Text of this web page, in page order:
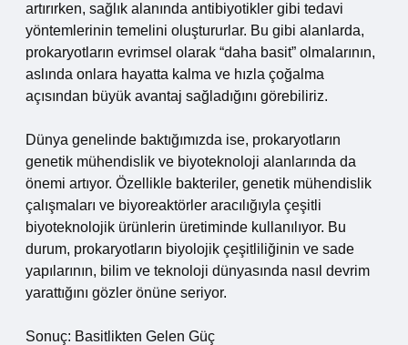
artırırken, sağlık alanında antibiyotikler gibi tedavi
yöntemlerinin temelini oluştururlar. Bu gibi alanlarda,
prokaryotların evrimsel olarak “daha basit” olmalarının,
aslında onlara hayatta kalma ve hızla çoğalma
açısından büyük avantaj sağladığını görebiliriz.
Dünya genelinde baktığımızda ise, prokaryotların
genetik mühendislik ve biyoteknoloji alanlarında da
önemi artıyor. Özellikle bakteriler, genetik mühendislik
çalışmaları ve biyoreaktörler aracılığıyla çeşitli
biyoteknolojik ürünlerin üretiminde kullanılıyor. Bu
durum, prokaryotların biyolojik çeşitliliğinin ve sade
yapılarının, bilim ve teknoloji dünyasında nasıl devrim
yarattığını gözler önüne seriyor.
Sonuç: Basitlikten Gelen Güç